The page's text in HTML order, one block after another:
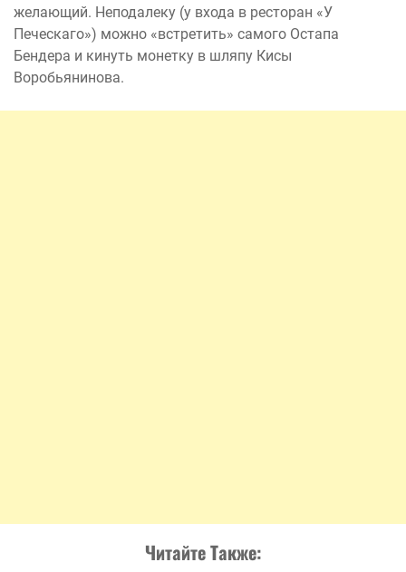
желающий. Неподалеку (у входа в ресторан «У
Печескаго») можно «встретить» самого Остапа
Бендера и кинуть монетку в шляпу Кисы
Воробьянинова.
Читайте Также: